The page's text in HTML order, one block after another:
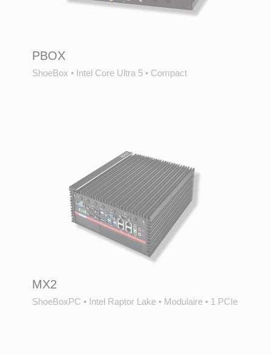
PBOX
ShoeBox • Intel Core Ultra 5 • Compact
MX2
ShoeBoxPC • Intel Raptor Lake • Modulaire • 1 PCIe